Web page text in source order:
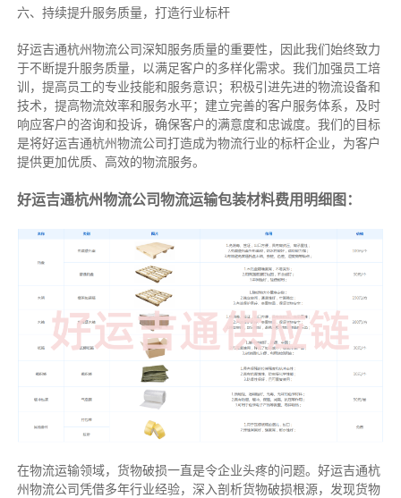
六、持续提升服务质量，打造行业标杆
好运吉通杭州物流公司深知服务质量的重要性，因此我们始终致力
于不断提升服务质量，以满足客户的多样化需求。我们加强员工培
训，提高员工的专业技能和服务意识；积极引进先进的物流设备和
技术，提高物流效率和服务水平；建立完善的客户服务体系，及时
响应客户的咨询和投诉，确保客户的满意度和忠诚度。我们的目标
是将好运吉通杭州物流公司打造成为物流行业的标杆企业，为客户
提供更加优质、高效的物流服务。
好运吉通杭州物流公司物流运输包装材料费用明细图：
在物流运输领域，货物破损一直是令企业头疼的问题。好运吉通杭
州物流公司凭借多年行业经验，深入剖析货物破损根源，发现货物